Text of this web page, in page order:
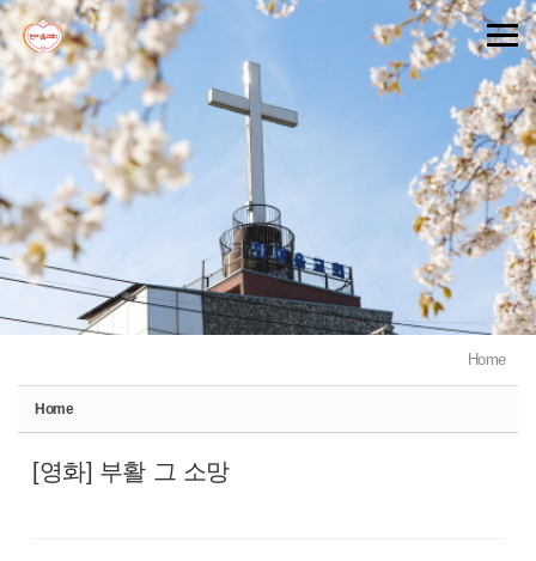
Home
Home
[영화] 부활 그 소망